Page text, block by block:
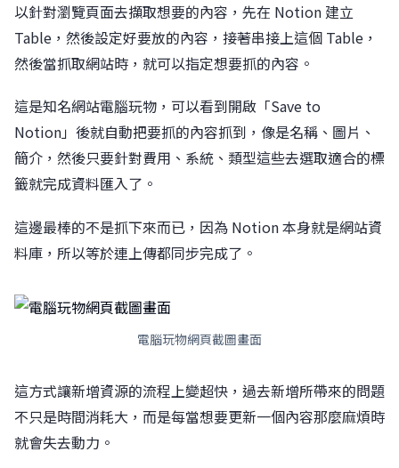
以針對瀏覽頁面去擷取想要的內容，先在 Notion 建立
Table，然後設定好要放的內容，接著串接上這個 Table，
然後當抓取網站時，就可以指定想要抓的內容。
這是知名網站電腦玩物，可以看到開啟「Save to
Notion」後就自動把要抓的內容抓到，像是名稱、圖片、
簡介，然後只要針對費用、系統、類型這些去選取適合的標
籤就完成資料匯入了。
這邊最棒的不是抓下來而已，因為 Notion 本身就是網站資
料庫，所以等於連上傳都同步完成了。
電腦玩物網頁截圖畫面
這方式讓新增資源的流程上變超快，過去新增所帶來的問題
不只是時間消耗大，而是每當想要更新一個內容那麼麻煩時
就會失去動力。